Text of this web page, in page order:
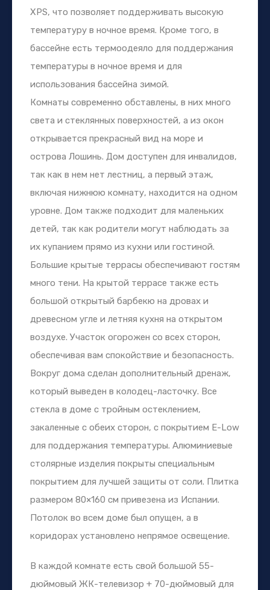
XPS, что позволяет поддерживать высокую
температуру в ночное время. Кроме того, в
бассейне есть термоодеяло для поддержания
температуры в ночное время и для
использования бассейна зимой.
Комнаты современно обставлены, в них много
света и стеклянных поверхностей, а из окон
открывается прекрасный вид на море и
острова Лошинь. Дом доступен для инвалидов,
так как в нем нет лестниц, а первый этаж,
включая нижнюю комнату, находится на одном
уровне. Дом также подходит для маленьких
детей, так как родители могут наблюдать за
их купанием прямо из кухни или гостиной.
Большие крытые террасы обеспечивают гостям
много тени. На крытой террасе также есть
большой открытый барбекю на дровах и
древесном угле и летняя кухня на открытом
воздухе. Участок огорожен со всех сторон,
обеспечивая вам спокойствие и безопасность.
Вокруг дома сделан дополнительный дренаж,
который выведен в колодец-ласточку. Все
стекла в доме с тройным остеклением,
закаленные с обеих сторон, с покрытием E-Low
для поддержания температуры. Алюминиевые
столярные изделия покрыты специальным
покрытием для лучшей защиты от соли. Плитка
размером 80×160 см привезена из Испании.
Потолок во всем доме был опущен, а в
коридорах установлено непрямое освещение.
В каждой комнате есть свой большой 55-
дюймовый ЖК-телевизор + 70-дюймовый для